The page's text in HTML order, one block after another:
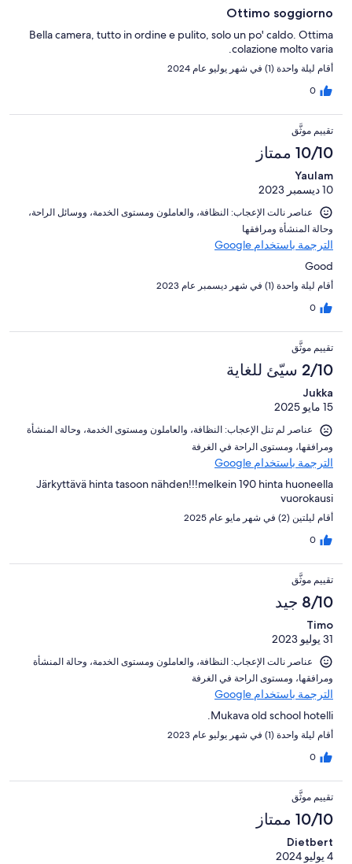
Ottimo soggiorno
Bella camera, tutto in ordine e pulito, solo un po' caldo. Ottima
colazione molto varia.
أقام ليلة واحدة (1) في شهر يوليو عام 2024
0
تقييم موثَّق
10/10 ممتاز
Yaulam
10 ديسمبر 2023
عناصر نالت الإعجاب: ⁦النظافة⁩، و⁦العاملون ومستوى الخدمة⁩، و⁦وسائل الراحة⁩،
و⁦حالة المنشأة ومرافقها⁩
الترجمة باستخدام Google
Good
أقام ليلة واحدة (1) في شهر ديسمبر عام 2023
0
تقييم موثَّق
2/10 سيّئ للغاية
Jukka
15 مايو 2025
عناصر لم تنل الإعجاب: ⁦النظافة⁩، و⁦العاملون ومستوى الخدمة⁩، و⁦حالة المنشأة
ومرافقها⁩، و⁦مستوى الراحة في الغرفة⁩
الترجمة باستخدام Google
Järkyttävä hinta tasoon nähden!!!melkein 190 hinta huoneella
vuorokausi
أقام ليلتين (2) في شهر مايو عام 2025
0
تقييم موثَّق
8/10 جيد
Timo
31 يوليو 2023
عناصر نالت الإعجاب: ⁦النظافة⁩، و⁦العاملون ومستوى الخدمة⁩، و⁦حالة المنشأة
ومرافقها⁩، و⁦مستوى الراحة في الغرفة⁩
الترجمة باستخدام Google
Mukava old school hotelli.
أقام ليلة واحدة (1) في شهر يوليو عام 2023
0
تقييم موثَّق
10/10 ممتاز
Dietbert
4 يوليو 2024